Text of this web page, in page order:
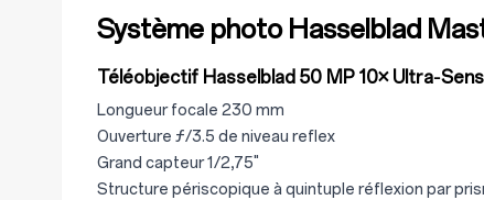
Système photo Hasselblad
Téléobjectif Hasselblad 50 MP 10×
Longueur focale 230 mm
Ouverture ƒ/3.5 de niveau reflex
Grand capteur 1/2,75"
Structure périscopique à quintuple réflexion par